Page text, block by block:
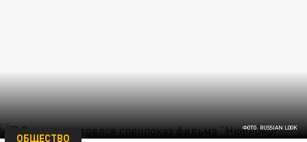
ФОТО: RUSSIAN LOOK
ОБЩЕСТВО